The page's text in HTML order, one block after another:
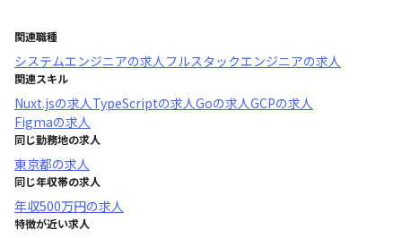
関連職種
システムエンジニアの求人フルスタックエンジニアの求人
関連スキル
Nuxt.jsの求人TypeScriptの求人Goの求人GCPの求人
Figmaの求人
同じ勤務地の求人
東京都の求人
同じ年収帯の求人
年収500万円の求人
特徴が近い求人